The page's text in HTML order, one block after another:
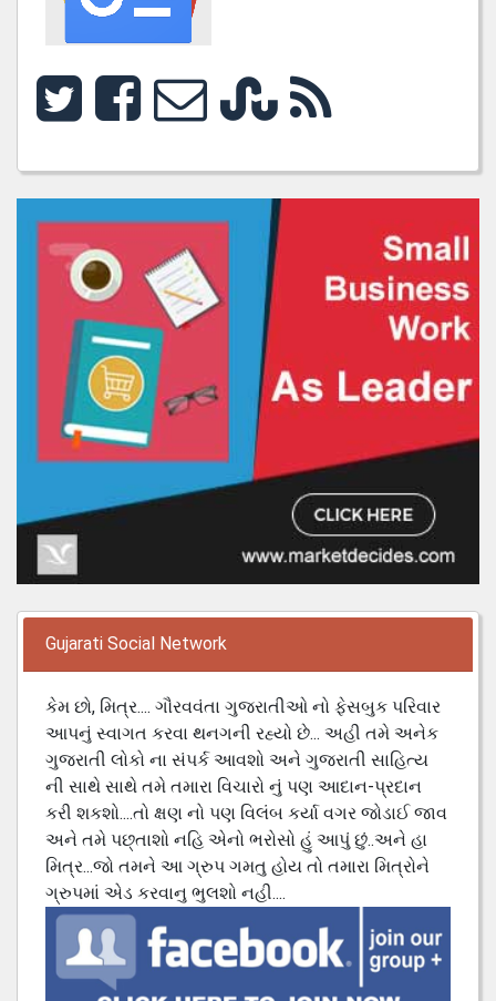
Gujarati Social Network
કેમ છો, મિત્ર.... ગૌરવવંતા ગુજરાતીઓ નો ફેસબુક પરિવાર
આપનું સ્વાગત કરવા થનગની રહ્યો છે... અહી તમે અનેક
ગુજરાતી લોકો ના સંપર્ક આવશો અને ગુજરાતી સાહિત્ય
ની સાથે સાથે તમે તમારા વિચારો નું પણ આદાન-પ્રદાન
કરી શકશો....તો ક્ષણ નો પણ વિલંબ કર્યા વગર જોડાઈ જાવ
અને તમે પછ્તાશો નહિ એનો ભરોસો હું આપું છું..અને હા
મિત્ર...જો તમને આ ગ્રુપ ગમતુ હોય તો તમારા મિત્રોને
ગ્રુપમાં એડ કરવાનુ ભુલશો નહી....